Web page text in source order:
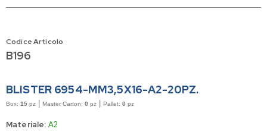
Codice Articolo
B196
BLISTER 6954-MM3,5X16-A2-20PZ.
Box: 15 pz Master Carton: 0 pz Pallet: 0 pz
Materiale: A2